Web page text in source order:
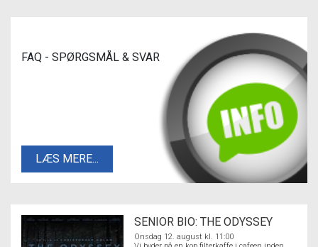
FAQ - SPØRGSMÅL & SVAR
LÆS MERE...
SENIOR BIO: THE ODYSSEY
Onsdag 12. august kl. 11:00